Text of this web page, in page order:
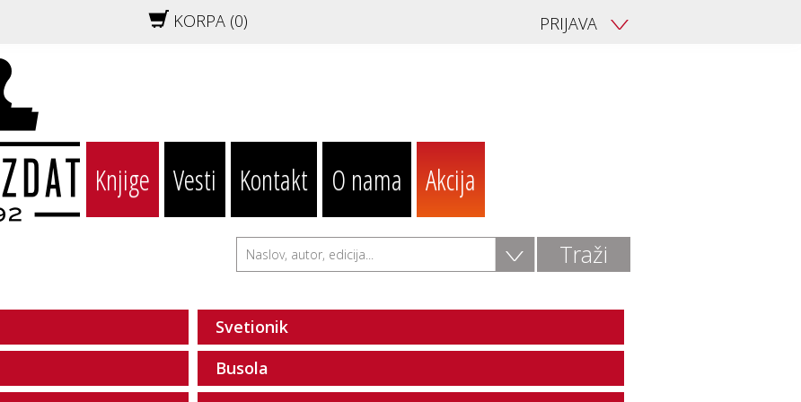
KORPA (0) PRIJAVA V
Knjige Vesti Kontakt O nama Akcija
V
Svetionik
Busola